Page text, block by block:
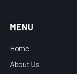
MENU
Home
About Us